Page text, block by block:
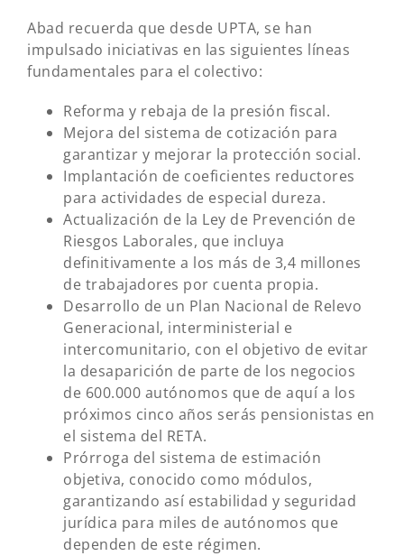
Abad recuerda que desde UPTA, se han
impulsado iniciativas en las siguientes líneas
fundamentales para el colectivo:
Reforma y rebaja de la presión fiscal.
Mejora del sistema de cotización para
garantizar y mejorar la protección social.
Implantación de coeficientes reductores
para actividades de especial dureza.
Actualización de la Ley de Prevención de
Riesgos Laborales, que incluya
definitivamente a los más de 3,4 millones
de trabajadores por cuenta propia.
Desarrollo de un Plan Nacional de Relevo
Generacional, interministerial e
intercomunitario, con el objetivo de evitar
la desaparición de parte de los negocios
de 600.000 autónomos que de aquí a los
próximos cinco años serás pensionistas en
el sistema del RETA.
Prórroga del sistema de estimación
objetiva, conocido como módulos,
garantizando así estabilidad y seguridad
jurídica para miles de autónomos que
dependen de este régimen.